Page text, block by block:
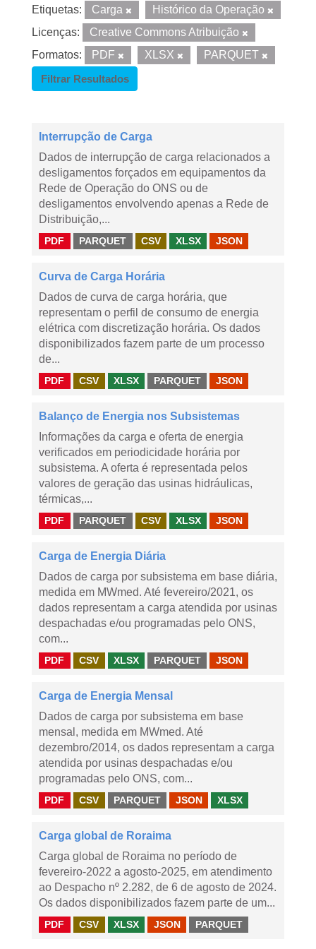
Etiquetas: Carga
Histórico da Operação
Licenças:
Creative Commons Atribuição
Formatos:
PDF XLSX
PARQUET
Filtrar Resultados
Interrupção de Carga
Dados de interrupção de carga relacionados a
desligamentos forçados em equipamentos da
Rede de Operação do ONS ou de
desligamentos envolvendo apenas a Rede de
Distribuição,...
PDF PARQUET CSV XLSX JSON
Curva de Carga Horária
Dados de curva de carga horária, que
representam o perfil de consumo de energia
elétrica com discretização horária. Os dados
disponibilizados fazem parte de um processo
de...
PDF CSV XLSX PARQUET JSON
Balanço de Energia nos Subsistemas
Informações da carga e oferta de energia
verificados em periodicidade horária por
subsistema. A oferta é representada pelos
valores de geração das usinas hidráulicas,
térmicas,...
PDF PARQUET CSV XLSX JSON
Carga de Energia Diária
Dados de carga por subsistema em base diária,
medida em MWmed. Até fevereiro/2021, os
dados representam a carga atendida por usinas
despachadas e/ou programadas pelo ONS,
com...
PDF CSV XLSX PARQUET JSON
Carga de Energia Mensal
Dados de carga por subsistema em base
mensal, medida em MWmed. Até
dezembro/2014, os dados representam a carga
atendida por usinas despachadas e/ou
programadas pelo ONS, com...
PDF CSV PARQUET JSON XLSX
Carga global de Roraima
Carga global de Roraima no período de
fevereiro-2022 a agosto-2025, em atendimento
ao Despacho nº 2.282, de 6 de agosto de 2024.
Os dados disponibilizados fazem parte de um...
PDF CSV XLSX JSON PARQUET